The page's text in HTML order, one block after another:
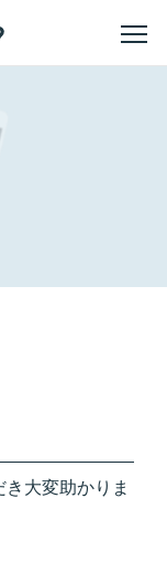
大変助かりま